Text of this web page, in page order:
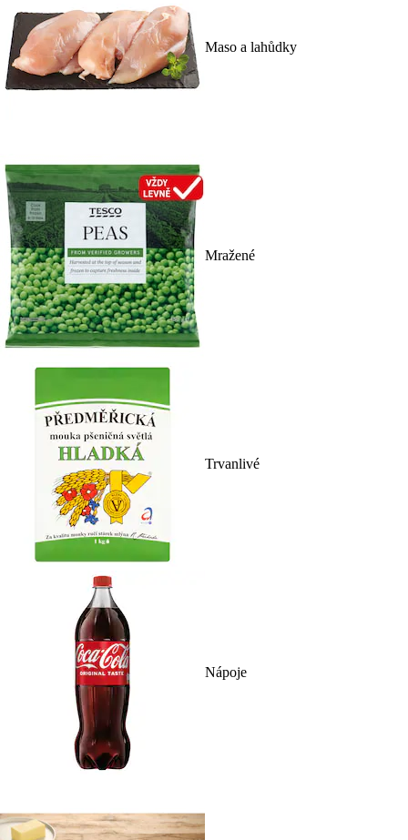
Maso a lahůdky
Mražené
Trvanlivé
Nápoje